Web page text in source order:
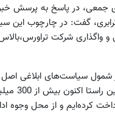
جمعی، در پاسخ به پرسش
در بخش راه و ترابری، گفت: در
تجهیزات ایمنی و واگذاری شرکت
سیاست این
خوش
۳ دلار پاداش در هر